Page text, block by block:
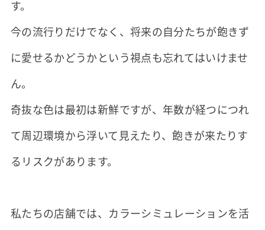
す。
今の流行りだけでなく、将来の自分たちが飽きず
に愛せるかどうかという視点も忘れてはいけませ
ん。
奇抜な色は最初は新鮮ですが、年数が経つにつれ
て周辺環境から浮いて見えたり、飽きが来たりす
るリスクがあります。
私たちの店舗では、カラーシミュレーションを活